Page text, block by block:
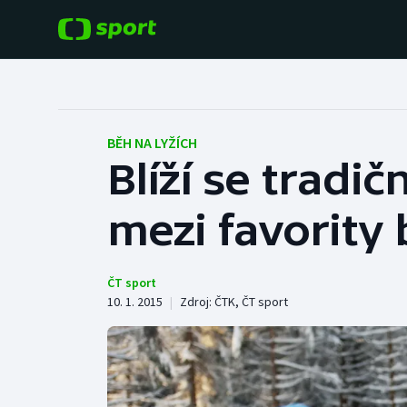
Fotbal
Hokej
Tenis
Cyklistika
Baseball a softbal
Basketbal
Boby a skeleton
Box
BĚH NA LYŽÍCH
Blíží se
mezi favority
ČT sport
10. 1. 2015 | Zdroj: ČTK, ČT sport